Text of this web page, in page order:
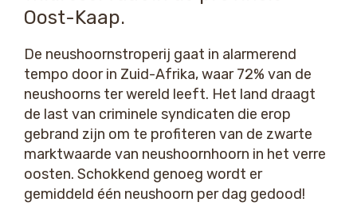
Oost-Kaap.
De neushoornstroperij gaat in alarmerend
tempo door in Zuid-Afrika, waar 72% van de
neushoorns ter wereld leeft. Het land draagt
de last van criminele syndicaten die erop
gebrand zijn om te profiteren van de zwarte
marktwaarde van neushoornhoorn in het verre
oosten. Schokkend genoeg wordt er
gemiddeld één neushoorn per dag gedood!